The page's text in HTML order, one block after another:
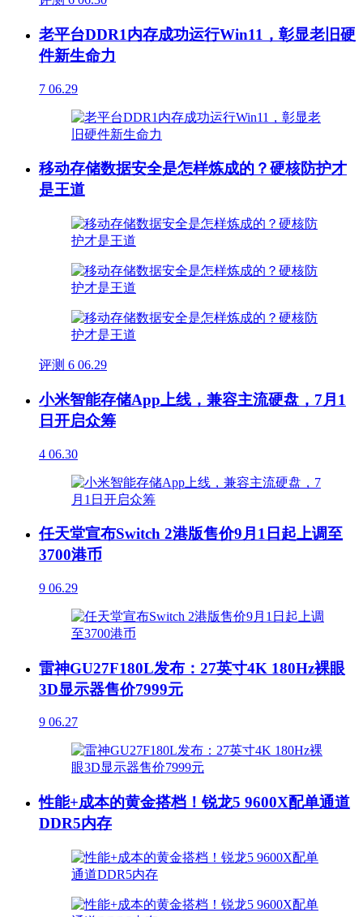
老平台DDR1内存成功运行Win11，彰显老旧硬
件新生命力
7 06.29
移动存储数据安全是怎样炼成的？硬核防护才
是王道
评测 6 06.29
小米智能存储App上线，兼容主流硬盘，7月1
日开启众筹
4 06.30
任天堂宣布Switch 2港版售价9月1日起上调至
3700港币
9 06.29
雷神GU27F180L发布：27英寸4K 180Hz裸眼
3D显示器售价7999元
9 06.27
性能+成本的黄金搭档！锐龙5 9600X配单通道
DDR5内存